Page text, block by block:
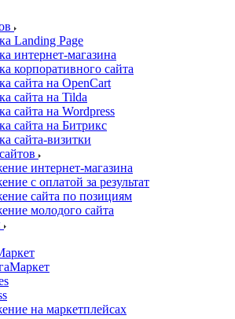
Landing Page
интернет-магазина
корпоративного сайта
сайта на OpenCart
сайта на Tilda
сайта на Wordpress
сайта на Битрикс
сайта-визитки
интернет-магазина
с оплатой за результат
сайта по позициям
молодого сайта
на маркетплейсах